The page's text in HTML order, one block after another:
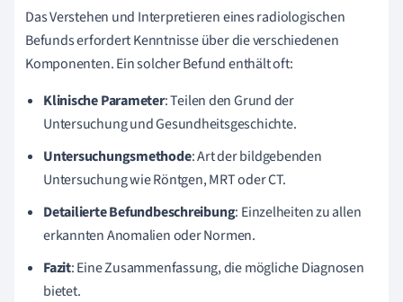
Das Verstehen und Interpretieren eines radiologischen
Befunds erfordert Kenntnisse über die verschiedenen
Komponenten. Ein solcher Befund enthält oft:
Klinische Parameter: Teilen den Grund der
Untersuchung und Gesundheitsgeschichte.
Untersuchungsmethode: Art der bildgebenden
Untersuchung wie Röntgen, MRT oder CT.
Detailierte Befundbeschreibung: Einzelheiten zu allen
erkannten Anomalien oder Normen.
Fazit: Eine Zusammenfassung, die mögliche Diagnosen
bietet.